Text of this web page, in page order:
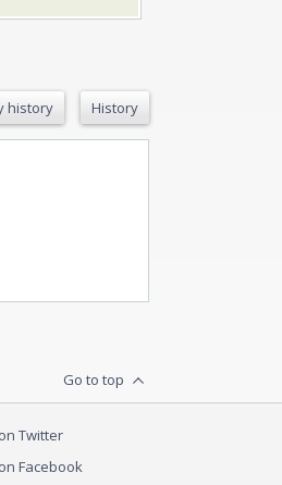
history History
Go to top
Twitter
Facebook